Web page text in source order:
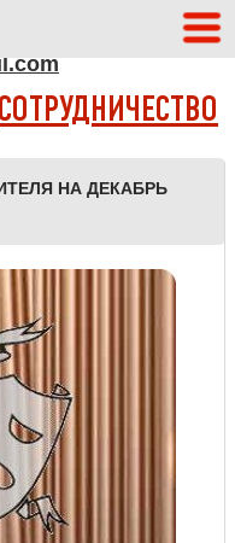
СОТРУДНИЧЕСТВО
НА ДЕКАБРЬ